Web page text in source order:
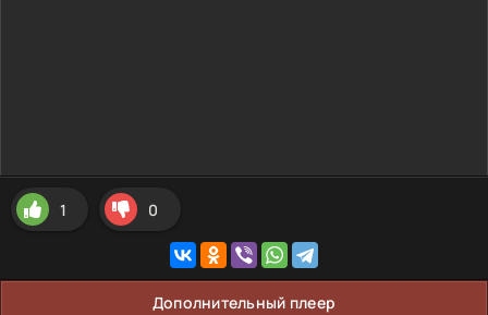
1 0
Дополнительный плеер